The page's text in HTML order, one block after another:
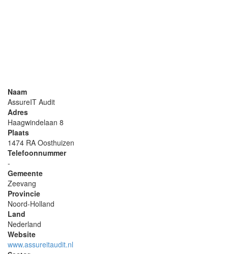
Naam
AssureIT Audit
Adres
Haagwindelaan 8
Plaats
1474 RA Oosthuizen
Telefoonnummer
-
Gemeente
Zeevang
Provincie
Noord-Holland
Land
Nederland
Website
www.assureitaudit.nl